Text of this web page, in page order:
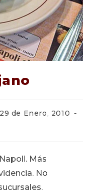
29 de Enero, 2010
Más
No